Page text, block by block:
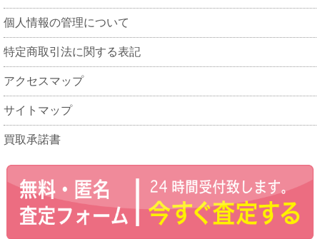
個人情報の管理について
特定商取引法に関する表記
アクセスマップ
サイトマップ
買取承諾書